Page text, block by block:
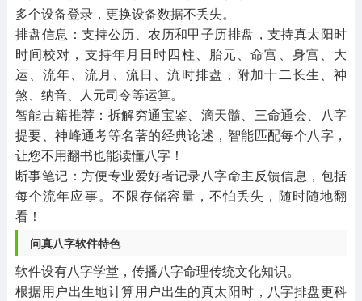
多个设备登录，更换设备数据不丢失。
排盘信息：支持公历、农历和甲子历排盘，支持真太阳时
时间校对，支持年月日时四柱、胎元、命宫、身宫、大
运、流年、流月、流日、流时排盘，附加十二长生、神
煞、纳音、人元司令等运算。
智能古籍推荐：拆解穷通宝鉴、滴天髓、三命通会、八字
提要、神峰通考等名著的经典论述，智能匹配每个八字，
让您不用翻书也能读懂八字！
断事笔记：方便专业爱好者记录八字命主反馈信息，包括
每个流年应事。不限存储容量，不怕丢失，随时随地翻
看！
问真八字软件特色
软件设有八字学堂，传播八字命理传统文化知识。
根据用户出生地计算用户出生的真太阳时，八字排盘更科